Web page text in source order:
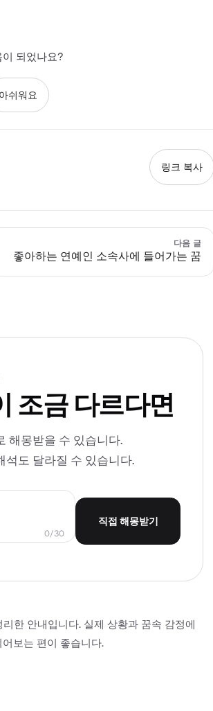
되었나요?
아쉬워요
링크 복사
다음 글
좋아하는 연예인 소속사에 들어가는 꿈
조금 다르다면
해몽받을 수 있습니다.
석도 달라질 수 있습니다.
0/30
직접 해몽받기
한 안내입니다. 실제 상황과 꿈속 감정에
보는 편이 좋습니다.